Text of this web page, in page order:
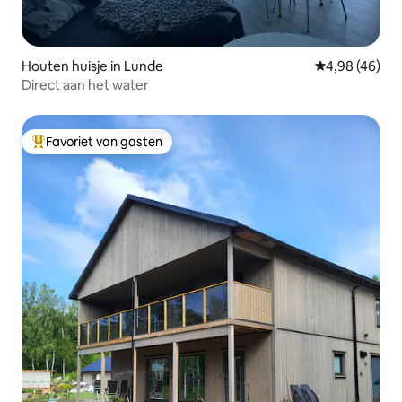
Houten huisje in Lunde Gemiddelde
4,98 (46)
Direct aan het water
Topfavoriet van gasten
Favoriet van gasten